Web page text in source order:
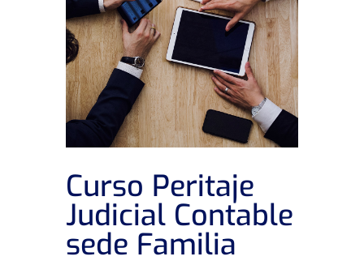
Curso Peritaje
Judicial Contable
sede Familia